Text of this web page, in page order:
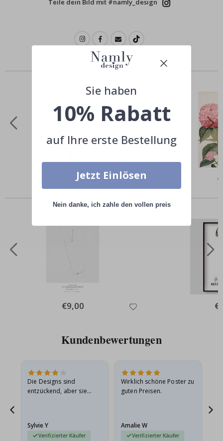
Teile dein Bild mit #namly_design
Ähnliche Produkte
Special
€9,00
Special
Price
€9,00
Kundenbewertungen
Die Designs sind
entzückend, aber sie
sie…
Sylvie Y
Verifizierter Käufer
Wirklich schöne Poster zu
guten Preisen.
Amalie W
Verifizierter Käufer
Sie haben
10% Rabatt
auf Ihre erste Bestellung
Jetzt Einlösen
Nein danke, ich zahle den vollen preis